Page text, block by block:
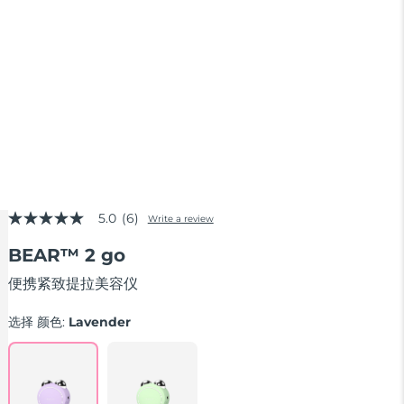
5.0
of
stars,
average
value.
Read
Same
page
5.0 (6) Write a review
BEAR™ 2 go
便携紧致提拉美容仪
选择 颜色: Lavender